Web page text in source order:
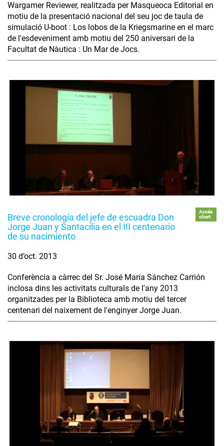
Wargamer Reviewer, realitzada per Masqueoca Editorial en
motiu de la presentació nacional del seu joc de taula de
simulació U-boot : Los lobos de la Kriegsmarine en el marc
de l'esdeveniment amb motiu del 250 aniversari de la
Facultat de Nàutica : Un Mar de Jocs.
Breve cronología del jefe de escuadra Don
Jorge Juan y Santacilia en el III centenario
de su nacimiento
Accés
obert
30 d’oct. 2013
Conferència a càrrec del Sr. José María Sánchez Carrión
inclosa dins les activitats culturals de l'any 2013
organitzades per la Biblioteca amb motiu del tercer
centenari del naixement de l'enginyer Jorge Juan.